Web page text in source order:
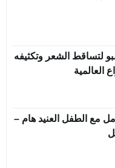
لتساقط الشعر وتكثيفه
العالمية
مع الطفل العنيد هام –